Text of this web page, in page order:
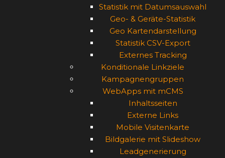
Statistik mit Datumsauswahl
Geo- & Geräte-Statistik
Geo Kartendarstellung
Statistik CSV-Export
Externes Tracking
Konditionale Linkziele
Kampagnengruppen
WebApps mit mCMS
Inhaltsseiten
Externe Links
Mobile Visitenkarte
Bildgalerie mit Slideshow
Leadgenerierung